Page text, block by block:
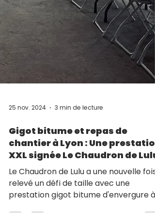
Gigot bitume et repas de
chantier à Lyon : Une prestation
XXL signée Le Chaudron de Lulu
Le Chaudron de Lulu a une nouvelle fois
relevé un défi de taille avec une